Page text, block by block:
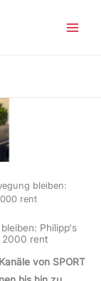
bleiben:
rent
Philipp‘s
2000 rent
von SPORT